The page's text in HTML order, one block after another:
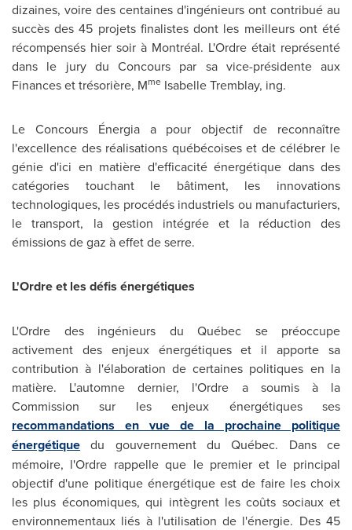
dizaines, voire des centaines d'ingénieurs ont contribué au
succès des 45 projets finalistes dont les meilleurs ont été
récompensés hier soir à Montréal. L'Ordre était représenté
dans le jury du Concours par sa vice-présidente aux
Finances et trésorière, Mme Isabelle Tremblay, ing.
Le Concours Énergia a pour objectif de reconnaître
l'excellence des réalisations québécoises et de célébrer le
génie d'ici en matière d'efficacité énergétique dans des
catégories touchant le bâtiment, les innovations
technologiques, les procédés industriels ou manufacturiers,
le transport, la gestion intégrée et la réduction des
émissions de gaz à effet de serre.
L'Ordre et les défis énergétiques
L'Ordre des ingénieurs du Québec se préoccupe
activement des enjeux énergétiques et il apporte sa
contribution à l'élaboration de certaines politiques en la
matière. L'automne dernier, l'Ordre a soumis à la
Commission sur les enjeux énergétiques ses
recommandations en vue de la prochaine politique
énergétique du gouvernement du Québec. Dans ce
mémoire, l'Ordre rappelle que le premier et le principal
objectif d'une politique énergétique est de faire les choix
les plus économiques, qui intègrent les coûts sociaux et
environnementaux liés à l'utilisation de l'énergie. Des 45